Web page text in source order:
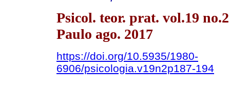
Psicol. teor. prat. vol.19
Paulo ago. 2017
https://doi.org/10.5935/1980-
6906/psicologia.v19n2p187-194